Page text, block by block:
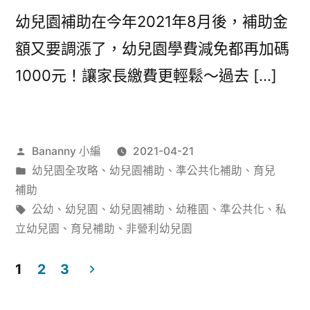
幼兒園補助在今年2021年8月後，補助金
額又要調漲了，幼兒園學費減免都再加碼
1000元！讓家長繳費更輕鬆～過去 […]
作
者:
Bananny 小編
2021-04-21
分
類:
幼兒園全攻略 、 幼兒園補助 、 準公共化補助 、 育兒
補助
標
籤:
公幼 、 幼兒園 、 幼兒園補助 、 幼稚園 、 準公共化 、 私
立幼兒園 、 育兒補助 、 非營利幼兒園
1 2 3